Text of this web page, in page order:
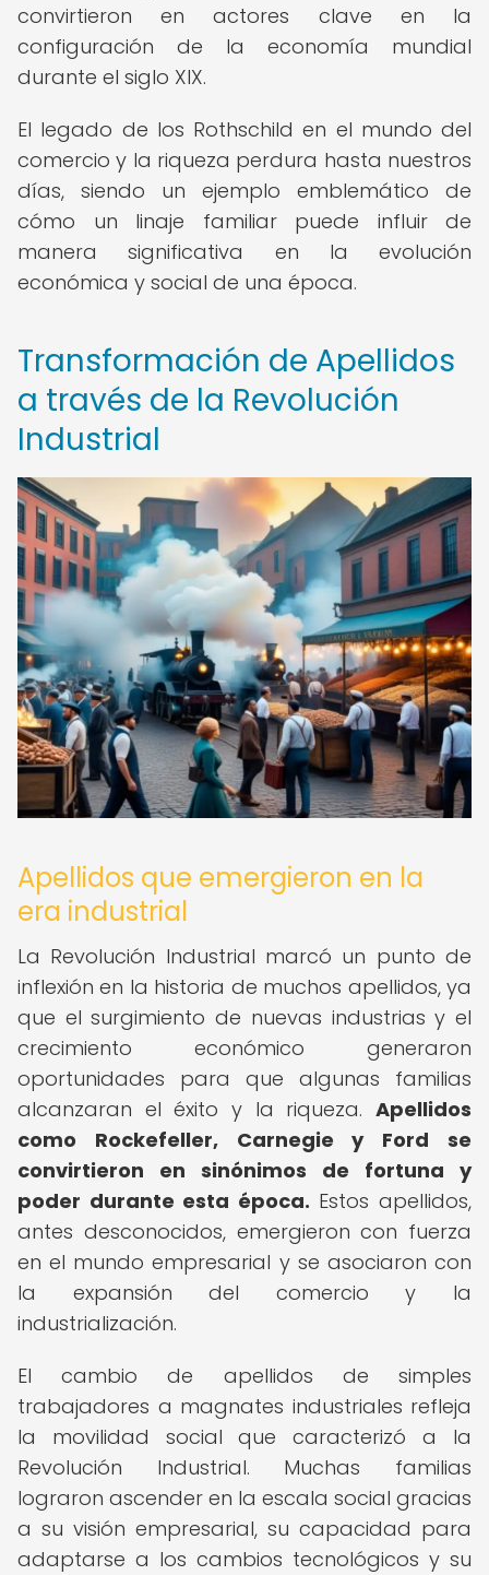
convirtieron en actores clave en la
configuración de la economía mundial
durante el siglo XIX.
El legado de los Rothschild en el mundo del
comercio y la riqueza perdura hasta nuestros
días, siendo un ejemplo emblemático de
cómo un linaje familiar puede influir de
manera significativa en la evolución
económica y social de una época.
Transformación de Apellidos
a través de la Revolución
Industrial
Apellidos que emergieron en la
era industrial
La Revolución Industrial marcó un punto de
inflexión en la historia de muchos apellidos, ya
que el surgimiento de nuevas industrias y el
crecimiento económico generaron
oportunidades para que algunas familias
alcanzaran el éxito y la riqueza. Apellidos
como Rockefeller, Carnegie y Ford se
convirtieron en sinónimos de fortuna y
poder durante esta época. Estos apellidos,
antes desconocidos, emergieron con fuerza
en el mundo empresarial y se asociaron con
la expansión del comercio y la
industrialización.
El cambio de apellidos de simples
trabajadores a magnates industriales refleja
la movilidad social que caracterizó a la
Revolución Industrial. Muchas familias
lograron ascender en la escala social gracias
a su visión empresarial, su capacidad para
adaptarse a los cambios tecnológicos y su